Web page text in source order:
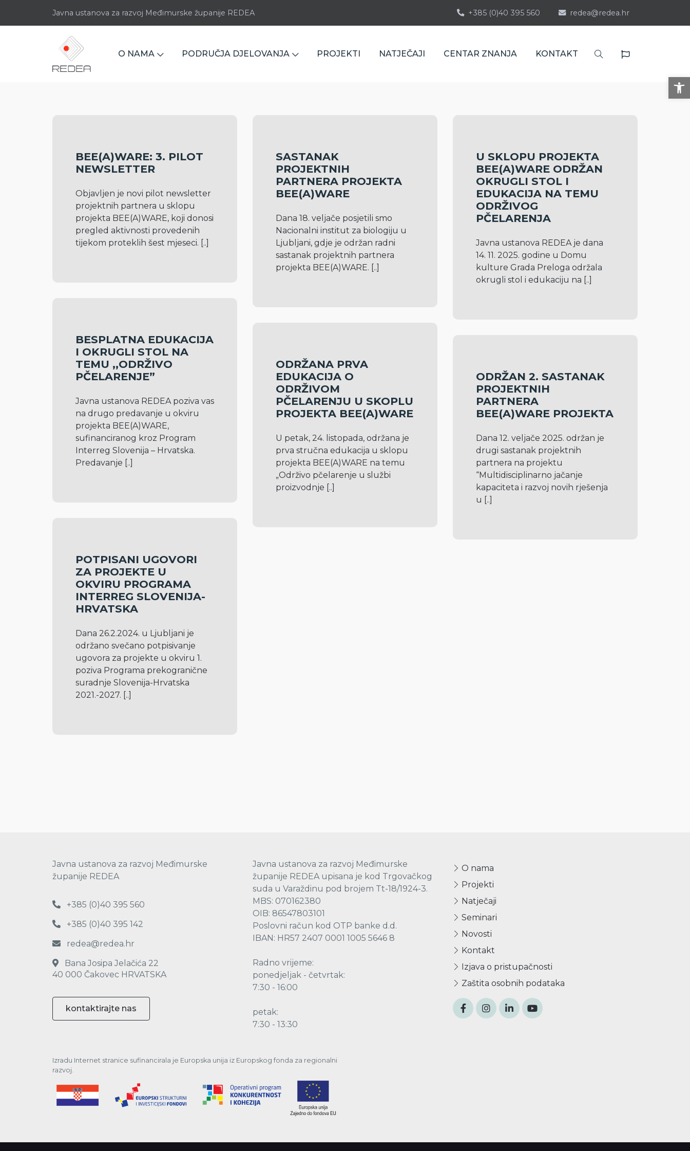
Javna ustanova za razvoj Međimurske županije REDEA +385 (0)40 395 560 redea@redea.hr
O NAMA PODRUČJA DJELOVANJA PROJEKTI NATJEČAJI CENTAR ZNANJA KONTAKT
BEE(A)WARE: 3. PILOT
NEWSLETTER
Objavljen je novi pilot newsletter
projektnih partnera u sklopu
projekta BEE(A)WARE, koji donosi
pregled aktivnosti provedenih
tijekom proteklih šest mjeseci. [..]
SASTANAK
PROJEKTNIH
PARTNERA PROJEKTA
BEE(A)WARE
Dana 18. veljače posjetili smo
Nacionalni institut za biologiju u
Ljubljani, gdje je održan radni
sastanak projektnih partnera
projekta BEE(A)WARE. [..]
U SKLOPU PROJEKTA
BEE(A)WARE ODRŽAN
OKRUGLI STOL I
EDUKACIJA NA TEMU
ODRŽIVOG
PČELARENJA
Javna ustanova REDEA je dana
14. 11. 2025. godine u Domu
kulture Grada Preloga održala
okrugli stol i edukaciju na [..]
BESPLATNA EDUKACIJA
I OKRUGLI STOL NA
TEMU ,,ODRŽIVO
PČELARENJE”
Javna ustanova REDEA poziva vas
na drugo predavanje u okviru
projekta BEE(A)WARE,
sufinanciranog kroz Program
Interreg Slovenija – Hrvatska.
Predavanje [..]
ODRŽANA PRVA
EDUKACIJA O
ODRŽIVOM
PČELARENJU U SKOPLU
PROJEKTA BEE(A)WARE
U petak, 24. listopada, održana je
prva stručna edukacija u sklopu
projekta BEE(A)WARE na temu
„Održivo pčelarenje u službi
proizvodnje [..]
ODRŽAN 2. SASTANAK
PROJEKTNIH
PARTNERA
BEE(A)WARE PROJEKTA
Dana 12. veljače 2025. održan je
drugi sastanak projektnih
partnera na projektu
“Multidisciplinarno jačanje
kapaciteta i razvoj novih rješenja
u [..]
POTPISANI UGOVORI
ZA PROJEKTE U
OKVIRU PROGRAMA
INTERREG SLOVENIJA-
HRVATSKA
Dana 26.2.2024. u Ljubljani je
održano svečano potpisivanje
ugovora za projekte u okviru 1.
poziva Programa prekogranične
suradnje Slovenija-Hrvatska
2021.-2027. [..]
Javna ustanova za razvoj Međimurske
županije REDEA
+385 (0)40 395 560
+385 (0)40 395 142
redea@redea.hr
Bana Josipa Jelačića 22
40 000 Čakovec HRVATSKA
kontaktirajte nas
Javna ustanova za razvoj Međimurske
županije REDEA upisana je kod Trgovačkog
suda u Varaždinu pod brojem Tt-18/1924-3.
MBS: 070162380
OIB: 86547803101
Poslovni račun kod OTP banke d.d.
IBAN: HR57 2407 0001 1005 5646 8
Radno vrijeme:
ponedjeljak - četvrtak:
7:30 - 16:00
petak:
7:30 - 13:30
O nama
Projekti
Natječaji
Seminari
Novosti
Kontakt
Izjava o pristupačnosti
Zaštita osobnih podataka
Izradu Internet stranice sufinancirala je Europska unija iz Europskog fonda za regionalni
razvoj.